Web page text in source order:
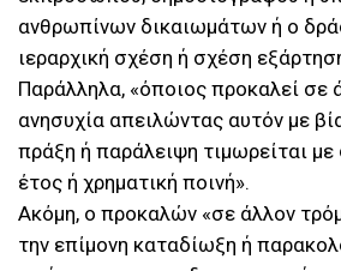
ανθρωπίνων δικαιωμάτων ή ο
ιεραρχική σχέση ή σχέση
Παράλληλα, «όποιος προκαλεί σε
ανησυχία απειλώντας αυτόν με
πράξη ή παράλειψη τιμωρείται
έτος ή χρηματική ποινή».
Ακόμη, ο προκαλών «σε άλλον
την επίμονη καταδίωξη ή